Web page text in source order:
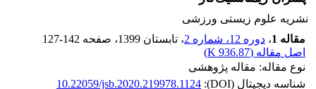
نشریه علوم زیستی ورزشی
مقاله 1
، دوره 12، شماره 2 ، تابستان 1399 ، صفحه 127-142
اصل مقاله (936.87 K
)
نوع مقاله: مقاله پژوهشی
شناسه دیجیتال (DOI):
10.22059/jsb.2020.219978.1124